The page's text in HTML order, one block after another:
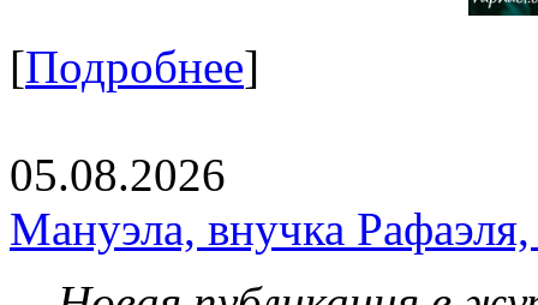
[Подробнее]
05.08.2026
Мануэла, внучка